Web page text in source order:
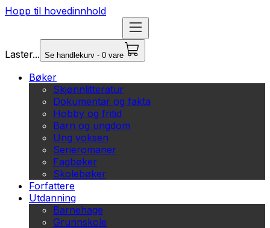
Hopp til hovedinnhold
Laster... Se handlekurv - 0 vare
Bøker
Skjønnlitteratur
Dokumentar og fakta
Hobby og fritid
Barn og ungdom
Ung voksen
Serieromaner
Fagbøker
Skolebøker
Forfattere
Utdanning
Barnehage
Grunnskole